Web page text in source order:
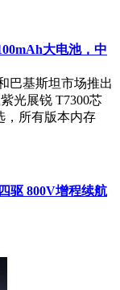
大电池，中
巴基斯坦市场推出
光展锐 T7300芯
，所有版本内存
驱 800V增程续航